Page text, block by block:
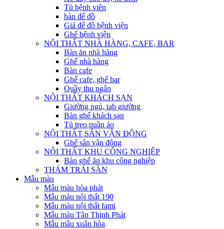
Tủ bệnh viên
bàn để đồ
Giá để đồ bệnh viện
Ghế bệnh viện
NỘI THẤT NHÀ HÀNG, CAFE, BAR
Bàn ăn nhà hàng
Ghế nhà hàng
Bàn cafe
Ghế cafe, ghế bar
Quầy thu ngân
NỘI THẤT KHÁCH SẠN
Giường ngủ, tab giường
Bàn ghế khách sạn
Tủ treo quần áo
NỘI THẤT SÂN VẬN ĐỘNG
Ghế sân vận động
NỘI THẤT KHU CÔNG NGHIỆP
Bàn ghế ăn khu công nghiệp
THẢM TRẢI SÀN
Mẫu màu
Mẫu màu hòa phát
Mẫu màu nội thất 190
Mẫu màu nội thất fami
Mẫu màu Tân Thịnh Phát
Mẫu mầu xuân hòa